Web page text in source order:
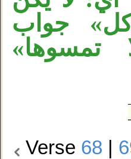
جواب
تمسوها»
Verse 68